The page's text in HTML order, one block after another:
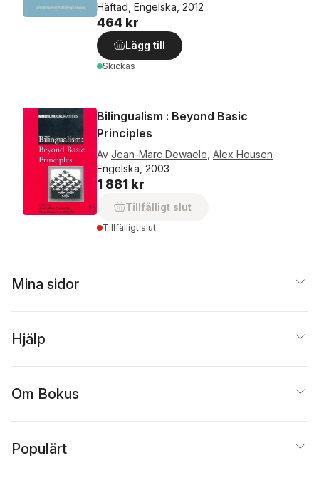
Häftad, Engelska, 2012
464 kr
Lägg till
Skickas
Bilingualism : Beyond Basic
Principles
Av Jean-Marc Dewaele Alex Housen
Engelska, 2003
1 881 kr
Tillfälligt slut
Tillfälligt slut
Mina sidor
Hjälp
Om Bokus
Populärt